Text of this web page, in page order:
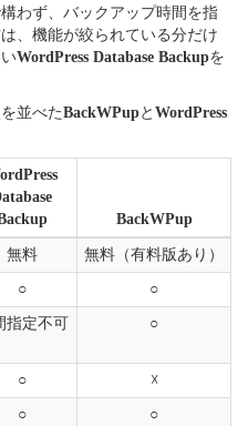
わず、バックアップ時間を指
、機能が絞られている分だけ
WordPress Database Backupを
並べたBackWPupと WordPress
BackWPup
無料 無料（有料版あり）
○ ○
指定不可 ○
○ ☓
○ ○